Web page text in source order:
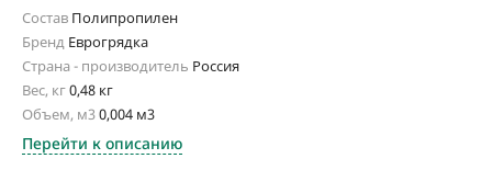
Состав Полипропилен
Бренд Еврогрядка
Страна - производитель Россия
Вес, кг0,48 кг
Объем, м30,004 м3
Перейти к описанию